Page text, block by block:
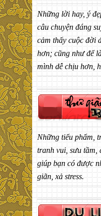
Những lời hay, ý
câu chuyện đáng
cảm thấy cuộc đời
hơn; cũng như để
mình dễ chịu hơn,
Những tiểu phẩm,
tranh vui, sưu tầm,
giúp bạn có được
giãn, xả stress.